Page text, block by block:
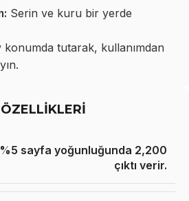
Serin ve kuru bir yerde
konumda tutarak, kullanımdan
%5 sayfa yoğunluğunda 2,200
çıktı verir.